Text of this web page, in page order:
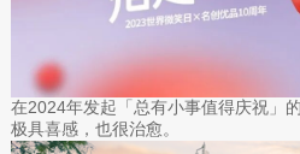
在2024年发起「总有小事值得庆祝」
极具喜感，也很治愈。